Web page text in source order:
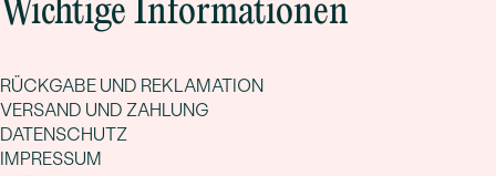
Wichtige Informationen
RÜCKGABE UND REKLAMATION
VERSAND UND ZAHLUNG
DATENSCHUTZ
IMPRESSUM